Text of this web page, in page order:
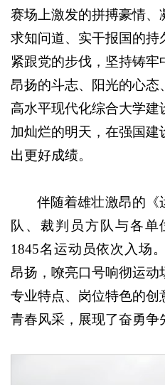
赛场上激发的拼搏豪情、
求知问道、实干报国的持
紧跟党的步伐，坚持铸
昂扬的斗志、阳光的心
高水平现代化综合大学建
加灿烂的明天，在强国
出更好成绩。
伴随着雄壮激昂的《
队、裁判员方队与各单
1845名运动员依次入场
昂扬，嘹亮口号响彻运
专业特点、岗位特色的创
青春风采，展现了奋勇争